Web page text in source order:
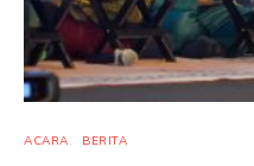
ACARA BERITA